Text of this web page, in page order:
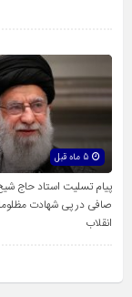
پیام تسلیت استاد حاج
صافی در پی شهادت
انقلاب